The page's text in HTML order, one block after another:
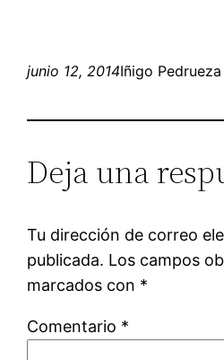
junio 12, 2014Iñigo
Deja una
Tu dirección de correo
publicada. Los campos
marcados con *
Comentario *